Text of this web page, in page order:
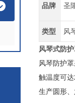
品牌 圣
类型 风
风琴式防
风琴防护
触温度可
生产圆形